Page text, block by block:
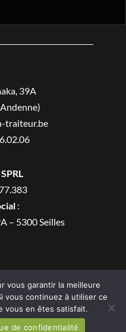
39A
traiteur.be
:
– 5300 Seilles
Studio Maybe
vous garantir la meilleure
vous continuez à utiliser ce
vous en êtes satisfait.
de confidentialité